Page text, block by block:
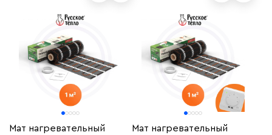
Мат нагревательный
Мат нагревательный